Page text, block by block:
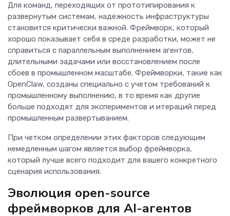
Для команд, переходящих от прототипирования к
развернутым системам, надежность инфраструктуры
становится критически важной. Фреймворк, который
хорошо показывает себя в среде разработки, может не
справиться с параллельным выполнением агентов,
длительными задачами или восстановлением после
сбоев в промышленном масштабе. Фреймворки, такие как
OpenClaw, созданы специально с учетом требований к
промышленному выполнению, в то время как другие
больше подходят для экспериментов и итераций перед
промышленным развертыванием.
При четком определении этих факторов следующим
немедленным шагом является выбор фреймворка,
который лучше всего подходит для вашего конкретного
сценария использования.
Эволюция open-source
фреймворков для AI-агентов